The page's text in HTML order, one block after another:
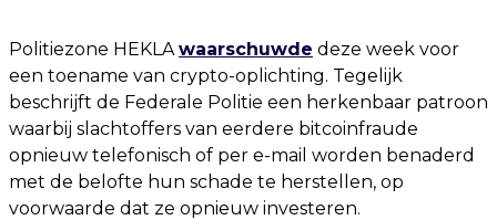
Politiezone HEKLAwaarschuwde deze week voor
een toename van crypto-oplichting. Tegelijk
beschrijft de Federale Politie een herkenbaar patroon
waarbij slachtoffers van eerdere bitcoinfraude
opnieuw telefonisch of per e-mail worden benaderd
met de belofte hun schade te herstellen, op
voorwaarde dat ze opnieuw investeren.